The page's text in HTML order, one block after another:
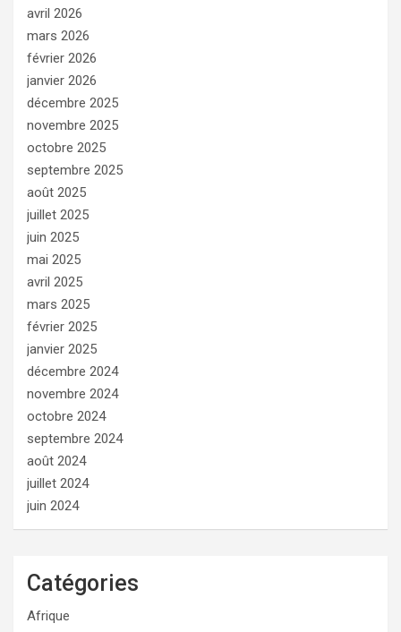
avril 2026
mars 2026
février 2026
janvier 2026
décembre 2025
novembre 2025
octobre 2025
septembre 2025
août 2025
juillet 2025
juin 2025
mai 2025
avril 2025
mars 2025
février 2025
janvier 2025
décembre 2024
novembre 2024
octobre 2024
septembre 2024
août 2024
juillet 2024
juin 2024
Catégories
Afrique